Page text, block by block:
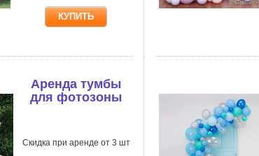
Аренда тумбы
для фотозоны
Скидка при аренде от 3 шт